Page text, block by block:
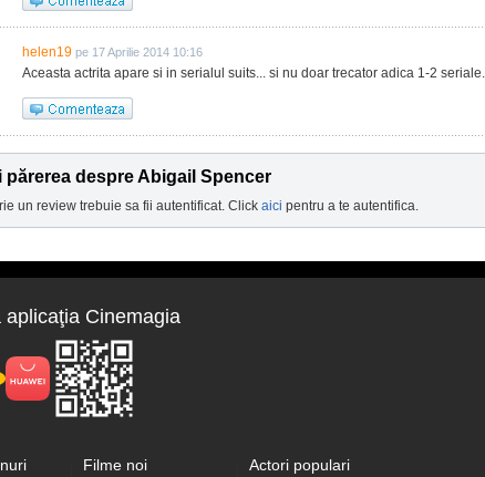
helen19 pe 17 Aprilie 2014 10:16
Aceasta actrita apare si in serialul suits... si nu doar trecator adica 1-2 seriale...
părerea despre Abigail Spencer
un review trebuie sa fii autentificat. Click aici pentru a te autentifica.
aplicaţia Cinemagia
Filme noi Actori populari